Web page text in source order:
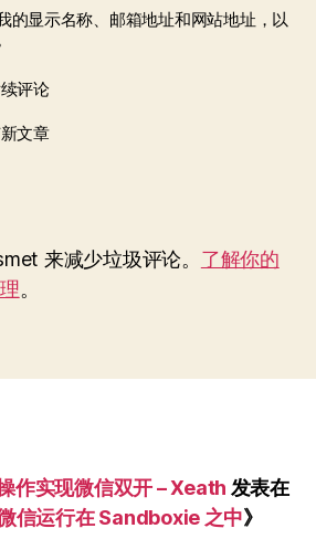
的显示名称、邮箱地址和网站地址，以
评论
文章
来减少垃圾评论。 了解你的
。
作实现微信双开 – Xeath 发表在
信运行在 Sandboxie 之中》